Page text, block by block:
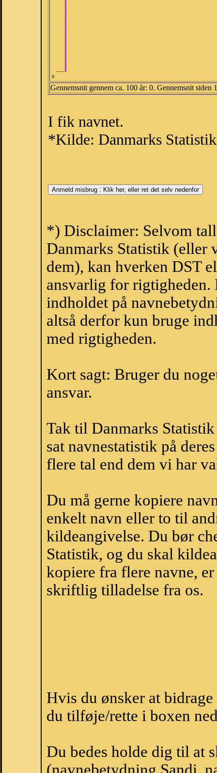
0
Gennemsnit gennem ca. 100 år: 0. Gennemsnit siden
I fik navnet.
*Kilde: Danmarks Statistik
*) Disclaimer: Selvom
Danmarks Statistik (eller
dem), kan hverken DST
ansvarlig for
indholdet på
altså derfor kun bruge
med rigtigheden.
Kort sagt: Bruger du
ansvar.
Tak til Danmarks
sat navnestatistik på
flere tal end dem vi har
Du må gerne kopiere
enkelt navn eller to til
kildeangivelse. Du bør
Statistik, og du skal
kopiere fra flere navne,
skriftlig tilladelse fra os.
Hvis du ønsker at
du tilføje/rette i boxen
Du bedes holde dig til at